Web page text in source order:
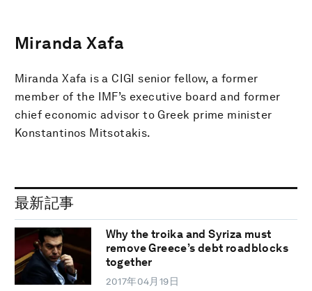
Miranda Xafa
Miranda Xafa is a CIGI senior fellow, a former
member of the IMF’s executive board and former
chief economic advisor to Greek prime minister
Konstantinos Mitsotakis.
最新記事
Why the troika and Syriza must
remove Greece’s debt roadblocks
together
2017年04月19日